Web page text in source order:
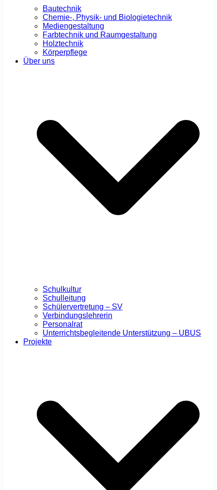
Bautechnik
Chemie-, Physik- und Biologietechnik
Mediengestaltung
Farbtechnik und Raumgestaltung
Holztechnik
Körperpflege
Über uns
Schulkultur
Schulleitung
Schülervertretung – SV
Verbindungslehrerin
Personalrat
Unterrichtsbegleitende Unterstützung – UBUS
Projekte